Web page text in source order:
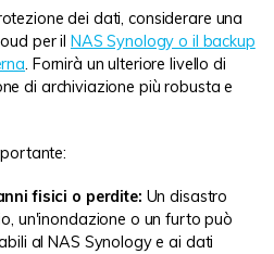
dei dati, considerare una
per il NAS Synology o il backup
. Fornirà un ulteriore livello di
di archiviazione più robusta e
fisici o perdite: Un disastro
un'inondazione o un furto può
al NAS Synology e ai dati